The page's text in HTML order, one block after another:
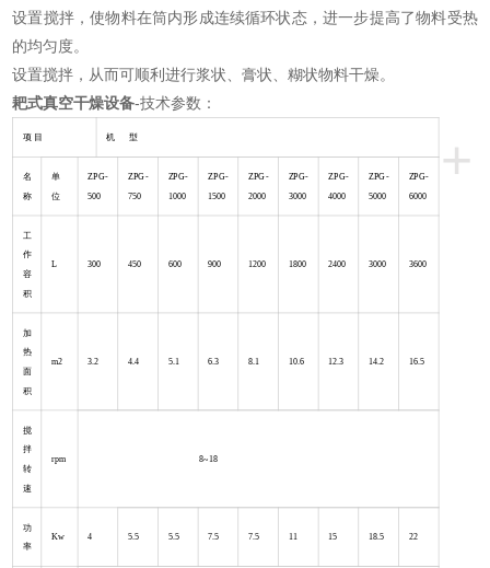
设置搅拌，使物料在筒内形成连续循环状态，进一步提高了物料受热
的均匀度。
设置搅拌，从而可顺利进行浆状、膏状、糊状物料干燥。
耙式真空干燥设备-技术参数：
+
项 目 机 型
名
称
单
位
ZPG-
500
ZPG-
750
ZPG-
1000
ZPG-
1500
ZPG-
2000
ZPG-
3000
ZPG-
4000
ZPG-
5000
ZPG-
6000
工
作
容
积
L 300 450 600 900 1200 1800 2400 3000 3600
加
热
面
积
m2 3.2 4.4 5.1 6.3 8.1 10.6 12.3 14.2 16.5
搅
拌
转
速
rpm 8~18
功
率
Kw 4 5.5 5.5 7.5 7.5 11 15 18.5 22